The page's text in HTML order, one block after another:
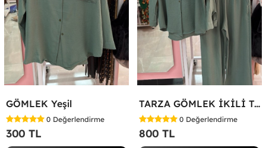
GÖMLEK Yeşil
0 Değerlendirme
300 TL
TARZA GÖMLEK İKİLİ TAKIM KOT KUMAŞ Yeşil
0 Değerlendirme
800 TL